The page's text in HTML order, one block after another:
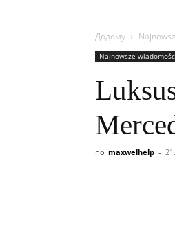
Додому
Najnowsze
по maxwelhelp -